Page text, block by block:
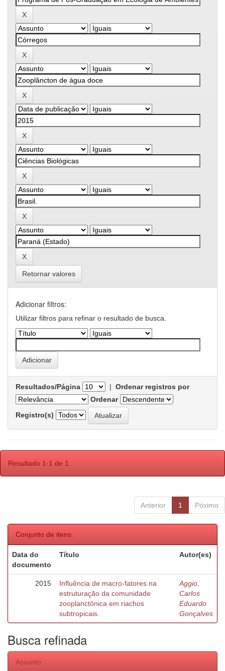
Retornar valores
Adicionar filtros:
Utilizar filtros para refinar o resultado de busca.
Resultados/Página | Ordenar registros por
Ordenar
Registro(s)
Resultado 1-1 de 1.
Anterior 1 Póximo
Conjunto de itens:
Data do
documento
Título Autor(es)
2015
Influência de macro-fatores na
estruturação da comunidade
zooplanctônica em riachos
subtropicais.
Aggio,
Carlos
Eduardo
Gonçalves
Busca refinada
Assunto